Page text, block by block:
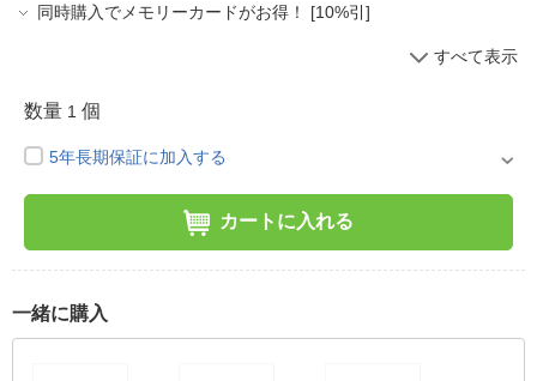
同時購入でメモリーカードがお得！ [10%引]
すべて表示
数量 1 個
5年長期保証に加入する
カートに入れる
一緒に購入